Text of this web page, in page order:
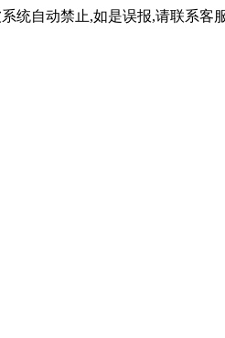
统自动禁止,如是误报,请联系客